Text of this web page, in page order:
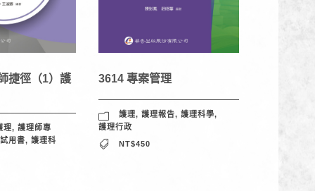
捷徑（1）護
理, 護理師專
用書, 護理科
3614 專案管理
護理, 護理報告, 護理科學,
護理行政
NT$450